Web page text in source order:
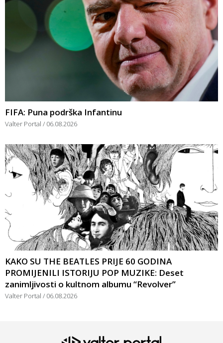
FIFA: Puna podrška Infantinu
Valter Portal 06.08.2026
KAKO SU THE BEATLES PRIJE 60 GODINA
PROMIJENILI ISTORIJU POP MUZIKE: Deset
zanimljivosti o kultnom albumu “Revolver”
Valter Portal 06.08.2026